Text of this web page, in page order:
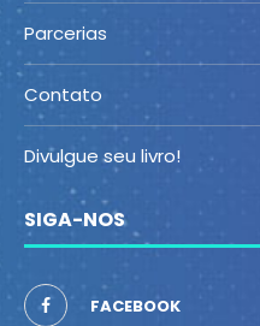
Parcerias
Contato
Divulgue seu livro!
SIGA-NOS
FACEBOOK